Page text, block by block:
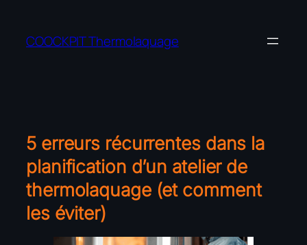
contenu
COOCKPIT Thermolaquage
5 erreurs récurrentes dans la
planification d’un atelier de
thermolaquage (et comment
les éviter)